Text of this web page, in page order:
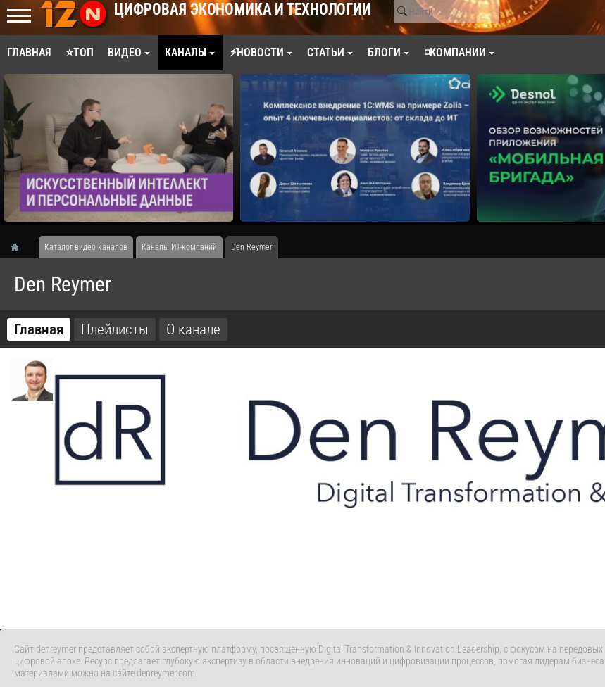
ЦИФРОВАЯ ЭКОНОМИКА И ТЕХНОЛОГИИ
ГЛАВНАЯ ⭐ТОП ВИДЕО КАНАЛЫ ⚡НОВОСТИ СТАТЬИ БЛОГИ ◽КОМПАНИИ
Каталог видео каналов Каналы ИТ-компаний Den Reymer
Den Reymer
Главная Плейлисты О канале
Сайт denreymer представляет собой экспертную платформу, посвященную Digital Transformation & Innovation Leadership, с фокусом на
цифровой эпохе. Ресурс предлагает глубокую экспертизу в области внедрения инноваций и цифровизации процессов, помогая лидерам
материалами можно на сайте denreymer.com.